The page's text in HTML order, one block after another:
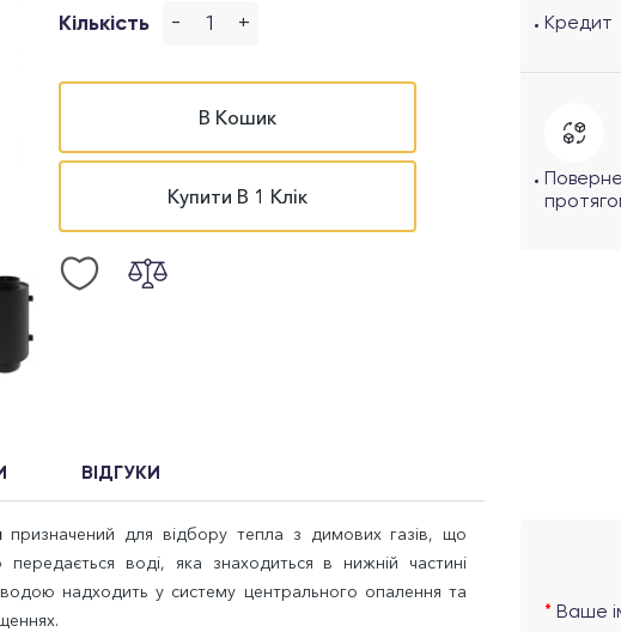
Кількість - +
В Кошик
Купити В 1 Клік
Кредит
ВІДГУКИ
призначений для відбору тепла з димових газів, що
воді, яка знаходиться в нижній частині
надходить у систему центрального опалення та
Ваше